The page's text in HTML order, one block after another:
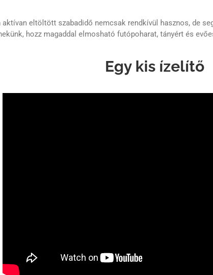
eltöltött szabadidő nemcsak rendkívül hasznos, de
hozz magaddal elmosható futópoharat, tányért és
Egy kis ízelítő